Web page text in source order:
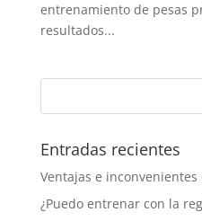
entrenamiento de pesas
resultados...
Entradas recientes
Ventajas e inconvenientes
¿Puedo entrenar con la